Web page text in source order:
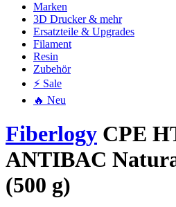
Marken
3D Drucker & mehr
Ersatzteile & Upgrades
Filament
Resin
Zubehör
⚡ Sale
🔥 Neu
Fiberlogy CPE
ANTIBAC
(500 g)